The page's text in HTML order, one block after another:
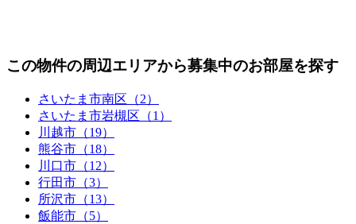
この物件の周辺エリアから募集中のお部屋を探す
さいたま市南区（2）
さいたま市岩槻区（1）
川越市（19）
熊谷市（18）
川口市（12）
行田市（3）
所沢市（13）
飯能市（5）